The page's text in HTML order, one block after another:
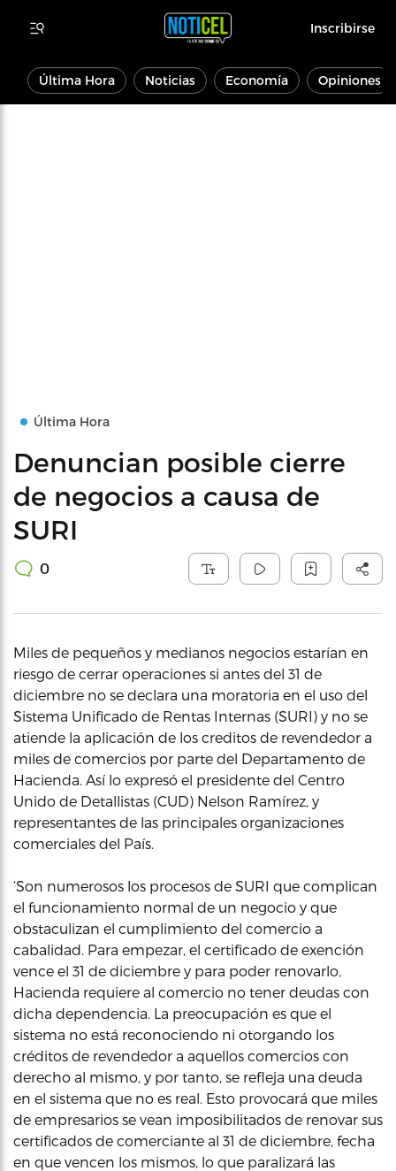
Inscribirse
Última Hora Noticias Economía Opiniones
Última Hora
Denuncian posible cierre
de negocios a causa de
SURI
0
Miles de pequeños y medianos negocios estarían en
riesgo de cerrar operaciones si antes del 31 de
diciembre no se declara una moratoria en el uso del
Sistema Unificado de Rentas Internas (SURI) y no se
atiende la aplicación de los creditos de revendedor a
miles de comercios por parte del Departamento de
Hacienda. Así lo expresó el presidente del Centro
Unido de Detallistas (CUD) Nelson Ramírez, y
representantes de las principales organizaciones
comerciales del País.
‘Son numerosos los procesos de SURI que complican
el funcionamiento normal de un negocio y que
obstaculizan el cumplimiento del comercio a
cabalidad. Para empezar, el certificado de exención
vence el 31 de diciembre y para poder renovarlo,
Hacienda requiere al comercio no tener deudas con
dicha dependencia. La preocupación es que el
sistema no está reconociendo ni otorgando los
créditos de revendedor a aquellos comercios con
derecho al mismo, y por tanto, se refleja una deuda
en el sistema que no es real. Esto provocará que miles
de empresarios se vean imposibilitados de renovar sus
certificados de comerciante al 31 de diciembre, fecha
en que vencen los mismos, lo que paralizará las